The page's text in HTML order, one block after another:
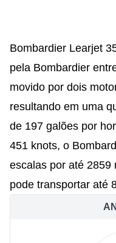
Bombardier Learjet
pela Bombardier
movido por dois
resultando em uma
de 197 galões por
451 knots, o
escalas por até 2859
pode transportar até